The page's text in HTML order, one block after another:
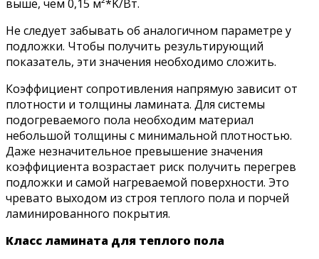
выше, чем 0,15 м²*K/Вт.
Не следует забывать об аналогичном параметре у
подложки. Чтобы получить результирующий
показатель, эти значения необходимо сложить.
Коэффициент сопротивления напрямую зависит от
плотности и толщины ламината. Для системы
подогреваемого пола необходим материал
небольшой толщины с минимальной плотностью.
Даже незначительное превышение значения
коэффициента возрастает риск получить перегрев
подложки и самой нагреваемой поверхности. Это
чревато выходом из строя теплого пола и порчей
ламинированного покрытия.
Класс ламината для теплого пола